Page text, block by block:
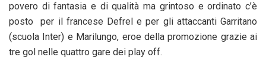
povero di fantasia e di qualità ma grintoso e ordinato c’è
posto per il francese Defrel e per gli attaccanti Garritano
(scuola Inter) e Marilungo, eroe della promozione grazie ai
tre gol nelle quattro gare dei play off.